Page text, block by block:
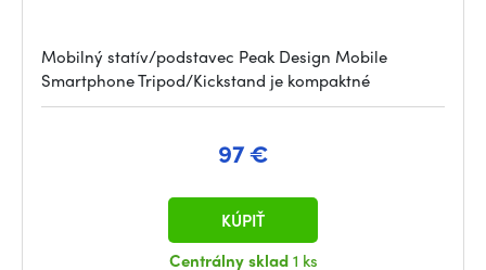
Mobilný statív/podstavec Peak Design Mobile
Smartphone Tripod/Kickstand je kompaktné
97 €
Centrálny sklad1 ks
KÚPIŤ